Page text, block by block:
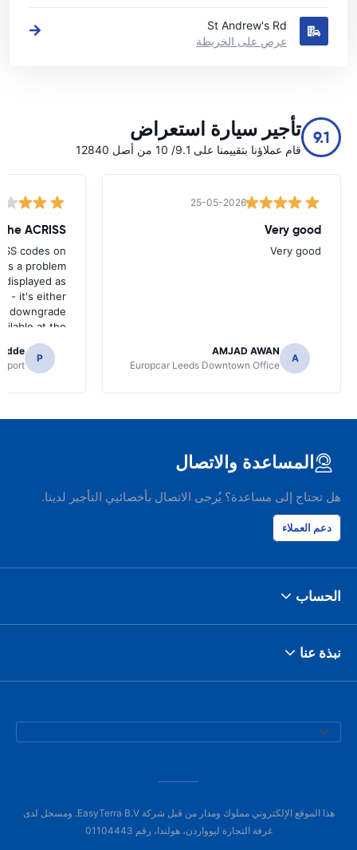
St Andrew's Rd
عرض على الخريطة
9.1 تأجير سيارة استعراض
قام عملاؤنا بتقييمنا على 9.1/ 10 من أصل 12840
25-05-2026
Very good
Very good
A
AMJAD AWAN
Europcar Leeds Downtown Office
ACRISS
codes on
a problem
displayed as
- it's either
downgrade
at the
of collection.
P
المساعدة والاتصال
هل تحتاج إلى مساعدة؟ يُرجى الاتصال بأخصائيي التأجير لدينا.
دعم العملاء
الحساب
نبذة عنا
هذا الموقع الإلكتروني مملوك ومدار من قبل شركة EasyTerra B.V. ومسجل لدى
غرفة التجارة ليوواردن، هولندا، رقم 01104443